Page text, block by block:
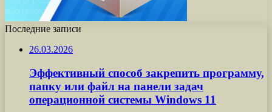
Последние записи
26.03.2026
Эффективный способ закрепить программу,
папку или файл на панели задач
операционной системы Windows 11